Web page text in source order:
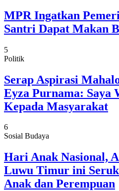
MPR Ingatkan
Santri Dapat Makan
5
Politik
Serap Aspirasi
Eyza Purnama: Saya
Kepada Masyarakat
6
Sosial Budaya
Hari Anak Nasional,
Luwu Timur ini
Anak dan Perempuan